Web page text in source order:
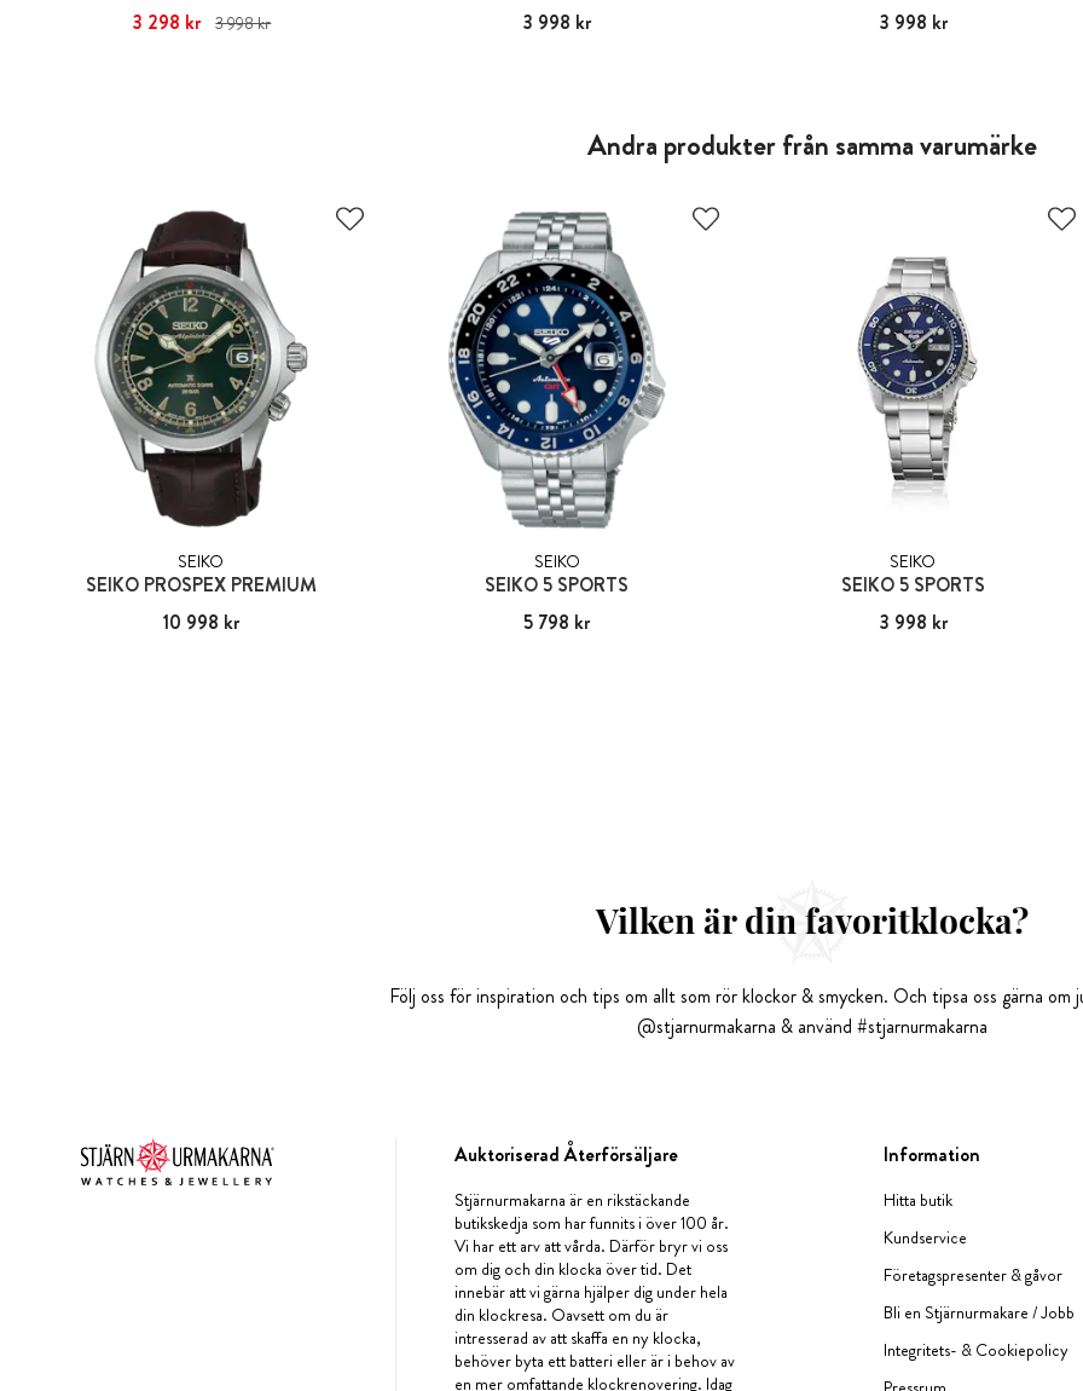
Nuvarande pris: 3 298 krTidigare pris
3 298 kr 3 998 kr
Pris :3 998 kr
3 998 kr
Pris :3 998 kr
3 998 kr
Andra produkter från samma varumärke
SEIKO
SEIKO PROSPEX PREMIUM
Pris: 10 998 kr
10 998 kr
SEIKO
SEIKO 5 SPORTS
Pris :5 798 kr
5 798 kr
SEIKO
SEIKO 5 SPORTS
Pris :3 998 kr
3 998 kr
Vilken är din favoritklocka?
Följ oss för inspiration och tips om allt som rör klockor & smycken. Och tipsa oss gärna om
@stjarnurmakarna & använd #stjarnurmakarna
Auktoriserad Återförsäljare
Stjärnurmakarna är en rikstäckande
butikskedja som har funnits i över 100 år.
Vi har ett arv att vårda. Därför bryr vi oss
om dig och din klocka över tid. Det
innebär att vi gärna hjälper dig under hela
din klockresa. Oavsett om du är
intresserad av att skaffa en ny klocka,
behöver byta ett batteri eller är i behov av
en mer omfattande klockrenovering. Idag
Information
Hitta butik
Kundservice
Företagspresenter & gåvor
Bli en Stjärnurmakare / Jobb
Integritets- & Cookiepolicy